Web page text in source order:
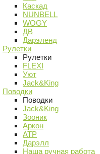
Каскад
NUNBELL
WOGY
ДВ
Дарэленд
Рулетки
Рулетки
FLEXI
Уют
Jack&King
Поводки
Поводки
Jack&King
Зооник
Аркон
АТР
Дарэлл
Наша ручная работа